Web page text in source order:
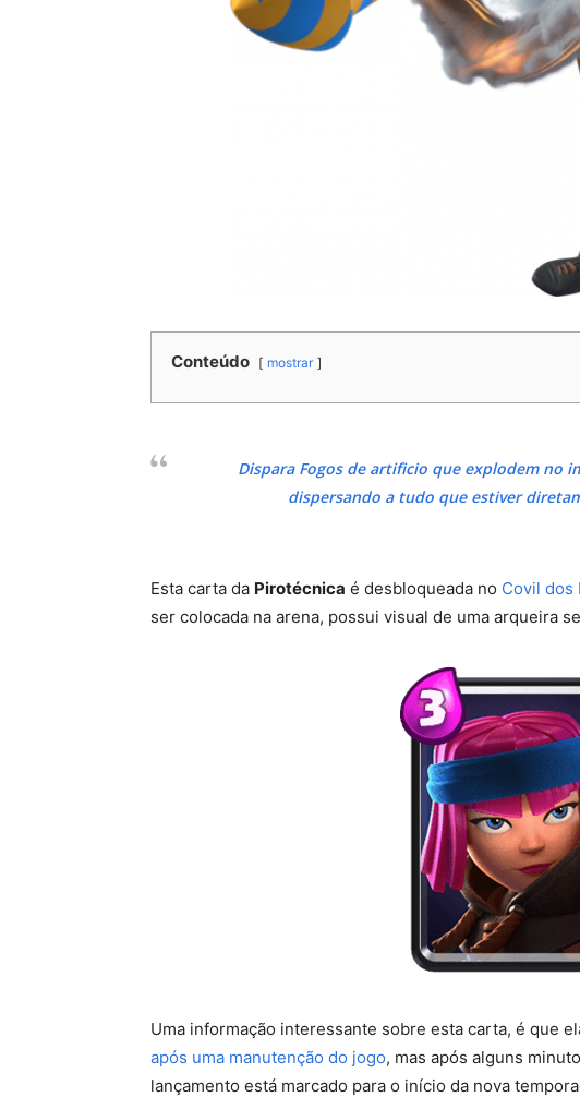
Conteúdo mostrar
Dispara Fogos de artificio que explodem no
dispersando a tudo que estiver
Esta carta da Pirotécnica é desbloqueada no Covil dos
ser colocada na arena, possui visual de uma arqueira
Uma informação interessante sobre esta carta, é que
após uma manutenção do jogo, mas após alguns
lançamento está marcado para o início da nova